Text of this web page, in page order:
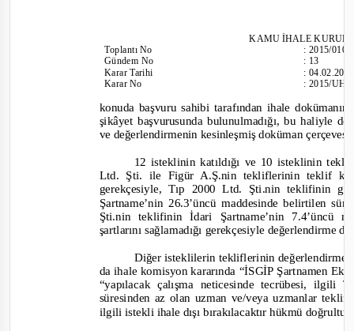
KAMU İHALE
ToplantıNo
Gündem No
Karar Tarihi
Karar No
:2015/010
: 13
:
:2015/
konuda başvuru sahibi tarafından ihale
şikâyet başvurusunda bulunulmadığı, bu haliyle
ve değerlendirmenin kesinleşmiş doküman
12 isteklinin katıldığı ve 10 isteklinin
Ltd. Şti. ile Figür A.Ş.nin tekliflerinin teklif
gerekçesiyle, Tıp 2000 Ltd. Şti.nin teklifinin
Şartname’nin 26.3’üncü maddesinde belirtilen
Şti.nin teklifinin İdari Şartname’nin 7.4’üncü
şartlarını sağlamadığı gerekçesiyle değerlendirme
Diğer isteklilerin tekliflerinin değerlendirme
da ihale komisyon kararında “İSGİP Şartnamen Ek
“yapılacak çalışma neticesinde tecrübesi,
süresinden az olan uzman ve/veya uzmanlar
ilgili istekli ihale dışı bırakılacaktır hükmü